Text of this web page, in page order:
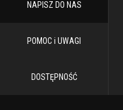
NAPISZ DO NAS
POMOC i UWAGI
DOSTĘPNOŚĆ